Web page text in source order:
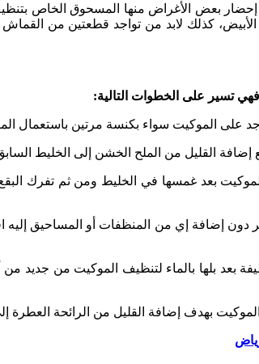
بعض الأغراض منها المسحوق الخاص
كذلك لابد من تواجد قطعتين من
تسير على الخطوات التالية:
على الموكيت سواء بكنسة مرتين باستعمال
القليل من الملح الخشن إلى الخليط
بعد غمسها في الخليط ومن ثم تفرك
دون إضافة إي من المنظفات أو المساحيق إليه
بعد بلها بالماء لتنظيف الموكيت من جديد
بهدف إضافة القليل من الرائحة العطرة